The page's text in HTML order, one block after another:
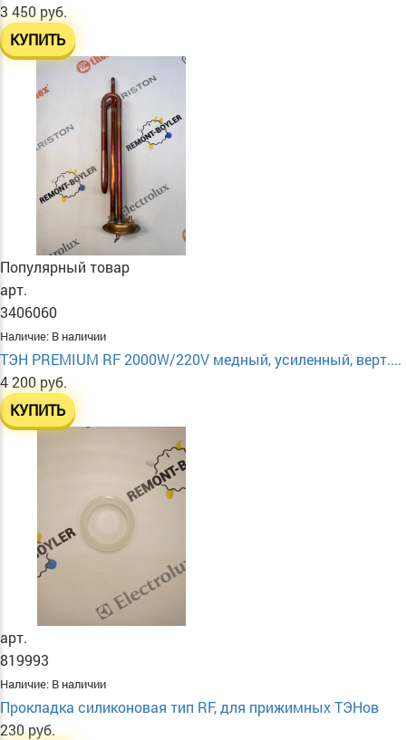
3 450 руб.
КУПИТЬ
Популярный товар
арт.
3406060
Наличие: В наличии
ТЭН PREMIUM RF 2000W/220V медный, усиленный, верт....
4 200 руб.
КУПИТЬ
арт.
819993
Наличие: В наличии
Прокладка силиконовая тип RF, для прижимных ТЭНов
230 руб.